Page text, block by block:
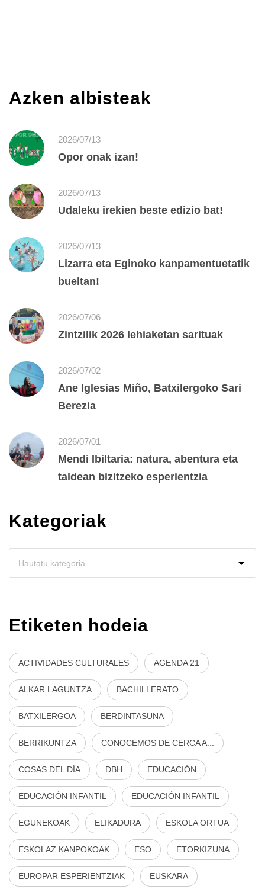
Azken albisteak
2026/07/13
Opor onak izan!
2026/07/13
Udaleku irekien beste edizio bat!
2026/07/13
Lizarra eta Eginoko kanpamentuetatik
bueltan!
2026/07/06
Zintzilik 2026 lehiaketan sarituak
2026/07/02
Ane Iglesias Miño, Batxilergoko Sari
Berezia
2026/07/01
Mendi Ibiltaria: natura, abentura eta
taldean bizitzeko esperientzia
Kategoriak
Etiketen hodeia
ACTIVIDADES CULTURALES AGENDA 21
ALKAR LAGUNTZA BACHILLERATO
BATXILERGOA BERDINTASUNA
BERRIKUNTZA CONOCEMOS DE CERCA A...
COSAS DEL DÍA DBH EDUCACIÓN
EDUCACIÓN INFANTIL EDUCACIÓN INFANTIL
EGUNEKOAK ELIKADURA ESKOLA ORTUA
ESKOLAZ KANPOKOAK ESO ETORKIZUNA
EUROPAR ESPERIENTZIAK EUSKARA